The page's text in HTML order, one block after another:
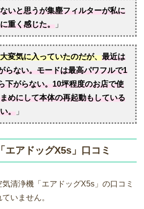
いと思うが集塵フィルターが私に
重く感じた。
」
変気に入っていたのだが、最近は
らない。モードは最高パワフルで1
下がらない。10坪程度のお店で使
めにして本体の再起動もしている
。
」
エアドッグX5s」口コミ
清浄機「エアドッグX5s」の口コミ
いません。